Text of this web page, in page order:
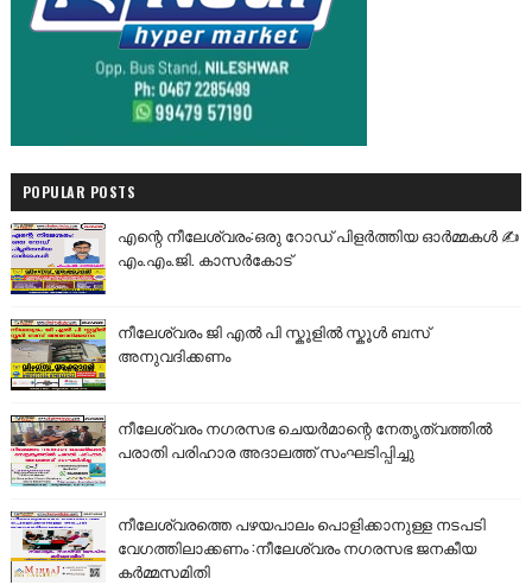
POPULAR POSTS
എന്റെ നീലേശ്വരം:ഒരു റോഡ് പിളർത്തിയ ഓർമ്മകൾ ✍️
എം.എം.ജി. കാസർകോട്
നീലേശ്വരം ജി എൽ പി സ്കൂളിൽ സ്കൂൾ ബസ്
അനുവദിക്കണം
നീലേശ്വരം നഗരസഭ ചെയർമാന്റെ നേതൃത്വത്തിൽ
പരാതി പരിഹാര അദാലത്ത് സംഘടിപ്പിച്ചു
നീലേശ്വരത്തെ പഴയപാലം പൊളിക്കാനുള്ള നടപടി
വേഗത്തിലാക്കണം :നീലേശ്വരം നഗരസഭ ജനകീയ
കർമ്മസമിതി